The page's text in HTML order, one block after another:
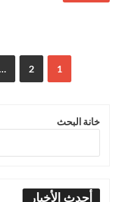
1
2
خانة البحث
أحدث الأخبار